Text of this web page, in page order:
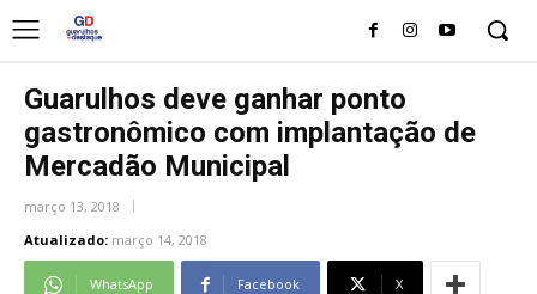
Guarulhos deve ganhar ponto
gastronômico com implantação de
Mercadão Municipal
março 13, 2018
Atualizado: março 14, 2018
WhatsApp Facebook X